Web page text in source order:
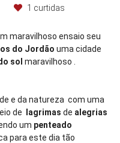
1 curtidas
maravilhoso ensaio seu
do Jordão uma cidade
sol maravilhoso .
e da natureza com uma
de lagrimas de alegrias
um penteado
para este dia tão